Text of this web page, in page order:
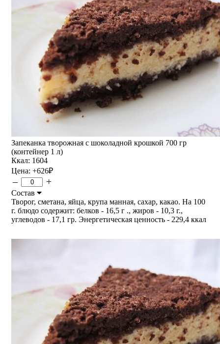
Запеканка творожная с шоколадной крошкой 700 гр
(контейнер 1 л)
Ккал: 1604
Цена: +626₽
– +
Состав
Творог, сметана, яйца, крупа манная, сахар, какао. На 100
г. блюдо содержит: белков - 16,5 г ., жиров - 10,3 г.,
углеводов - 17,1 гр. Энергетическая ценность - 229,4 ккал